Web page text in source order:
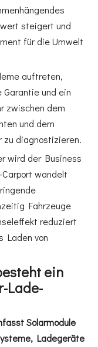
steigert und
für die Umwelt
auftreten,
Garantie und ein
zwischen dem
und dem
zu diagnostizieren.
wird der Business
wandelt
Fahrzeuge
reduziert
Laden von
ein
Lade-
Solarmodule
Ladegeräte